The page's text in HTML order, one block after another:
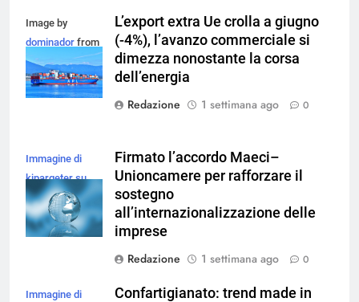
Image by
dominador from
Pixabay
L’export extra Ue crolla a giugno
(-4%), l’avanzo commerciale si
dimezza nonostante la corsa
dell’energia
Redazione
1 settimana ago 0
Immagine di
kjpargeter su
Magnific
Firmato l’accordo Maeci–
Unioncamere per rafforzare il
sostegno
all’internazionalizzazione delle
imprese
Redazione
1 settimana ago 0
Immagine di
Confartigianato: trend made in